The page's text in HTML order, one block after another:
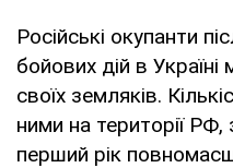
Російські окупанти
бойових дій в
своїх земляків.
ними на території
перший рік